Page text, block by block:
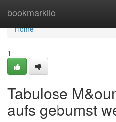
bookmarkilo
Home
Home
1
Tabulose
aufs gebumst